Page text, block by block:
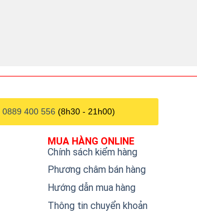
0889 400 556 (8h30 - 21h00)
MUA HÀNG ONLINE
Chính sách kiểm hàng
Phương châm bán hàng
Hướng dẫn mua hàng
Thông tin chuyển khoản